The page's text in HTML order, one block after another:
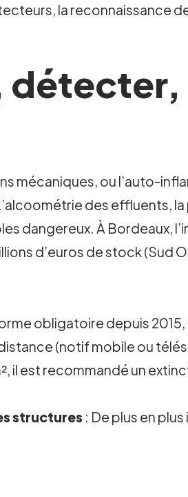
la reconnaissance
détecter,
mécaniques, ou l’auto-
des effluents,
dangereux. À Bordeaux,
d’euros de stock (Sud
obligatoire depuis
(notif mobile ou
il est recommandé un
structures : De plus en